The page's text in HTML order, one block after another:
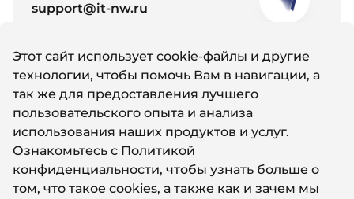
support@it-nw.ru
Написать нам
© 2011-2024 Айти Северо-Запад
Политика конфиденциальности
Этот сайт использует cookie-файлы и другие
технологии, чтобы помочь Вам в навигации, а
так же для предоставления лучшего
пользовательского опыта и анализа
использования наших продуктов и услуг.
Ознакомьтесь с Политикой
конфиденциальности, чтобы узнать больше о
том, что такое cookies, а также как и зачем мы